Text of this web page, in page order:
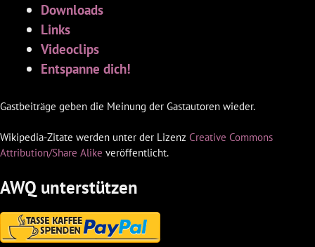
Downloads
Links
Videoclips
Entspanne dich!
Gastbeiträge geben die Meinung der Gastautoren wieder.
Wikipedia-Zitate werden unter der Lizenz Creative Commons
Attribution/Share Alike veröffentlicht.
AWQ unterstützen